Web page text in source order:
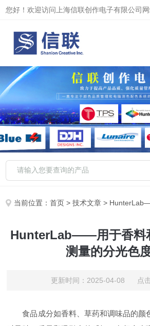
您好！欢迎访问上海信联创作电子有限公司网
当前位置：首页 >技术文章 > HunterLab——用于香
HunterLab——用于香料
测量的分光色
更新时间：2025-04-08 点
食品成分如香料、草药和调味品的颜